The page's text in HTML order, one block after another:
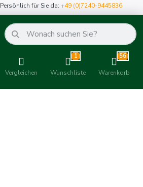
Persönlich für Sie da:+49 (0)7240-9445836
Vergleichen
1
Wunschliste
56
Warenkorb